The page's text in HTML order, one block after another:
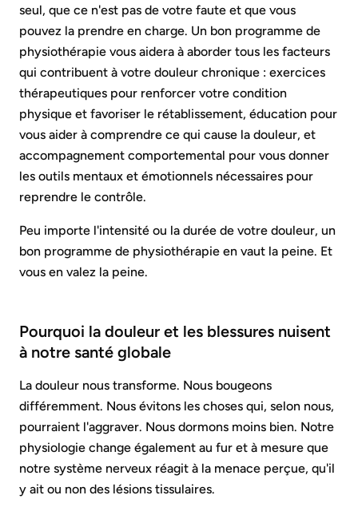
seul, que ce n'est pas de votre faute et que vous
pouvez la prendre en charge. Un bon programme de
physiothérapie vous aidera à aborder tous les facteurs
qui contribuent à votre douleur chronique : exercices
thérapeutiques pour renforcer votre condition
physique et favoriser le rétablissement, éducation pour
vous aider à comprendre ce qui cause la douleur, et
accompagnement comportemental pour vous donner
les outils mentaux et émotionnels nécessaires pour
reprendre le contrôle.
Peu importe l'intensité ou la durée de votre douleur, un
bon programme de physiothérapie en vaut la peine. Et
vous en valez la peine.
Pourquoi la douleur et les blessures nuisent
à notre santé globale
La douleur nous transforme. Nous bougeons
différemment. Nous évitons les choses qui, selon nous,
pourraient l'aggraver. Nous dormons moins bien. Notre
physiologie change également au fur et à mesure que
notre système nerveux réagit à la menace perçue, qu'il
y ait ou non des lésions tissulaires.